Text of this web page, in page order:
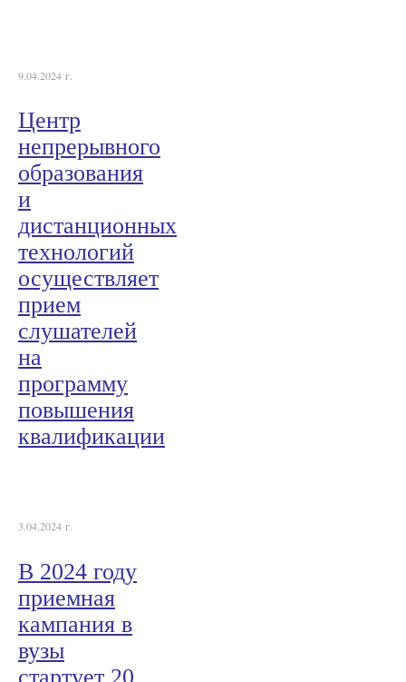
9.04.2024 г.
Центр
непрерывного
образования
и
дистанционных
технологий
осуществляет
прием
слушателей
на
программу
повышения
квалификации
3.04.2024 г.
В 2024 году
приемная
кампания в
вузы
стартует 20